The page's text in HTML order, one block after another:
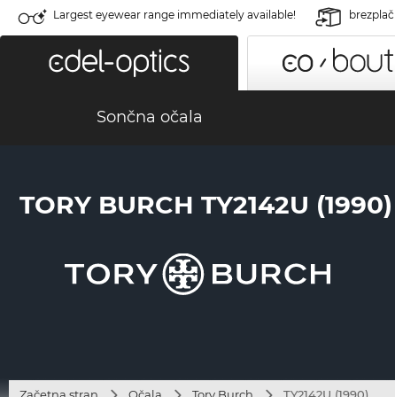
Largest eyewear range immediately available!
Sončna očala
TORY BURCH TY2142U (1990)